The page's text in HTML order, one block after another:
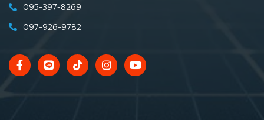
095-397-8269
097-926-9782